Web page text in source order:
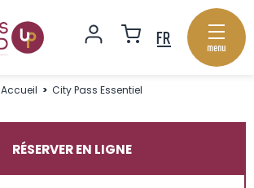
menu
Accueil > City Pass Essentiel
RÉSERVER EN LIGNE